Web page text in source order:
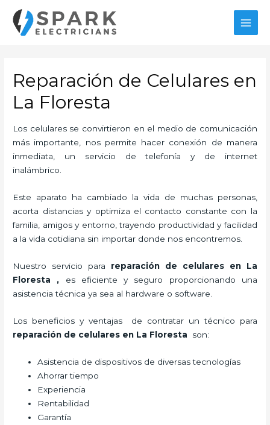
contenido
Reparación de Celulares en
La Floresta
Los celulares se convirtieron en el medio de comunicación
más importante, nos permite hacer conexión de manera
inmediata, un servicio de telefonía y de internet
inalámbrico.
Este aparato ha cambiado la vida de muchas personas,
acorta distancias y optimiza el contacto constante con la
familia, amigos y entorno, trayendo productividad y facilidad
a la vida cotidiana sin importar donde nos encontremos.
Nuestro servicio para reparación de celulares en La
Floresta
, es eficiente y seguro proporcionando una
asistencia técnica ya sea al hardware o software.
Los beneficios y ventajas de contratar un técnico para
reparación de celulares en La Floresta son:
Asistencia de dispositivos de diversas tecnologías
Ahorrar tiempo
Experiencia
Rentabilidad
Garantía